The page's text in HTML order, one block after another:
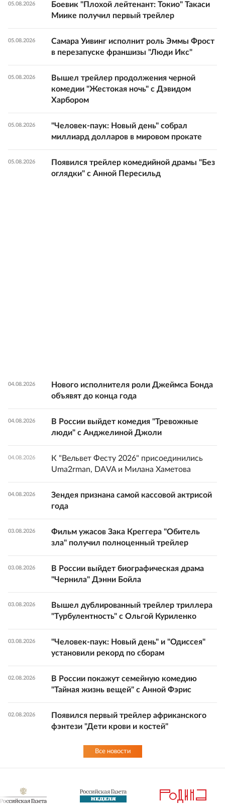
05.08.2026
Боевик "Плохой лейтенант: Токио" Такаси
Миике получил первый трейлер
05.08.2026
Самара Уивинг исполнит роль Эммы Фрост
в перезапуске франшизы "Люди Икс"
05.08.2026
Вышел трейлер продолжения черной
комедии "Жестокая ночь" с Дэвидом
Харбором
05.08.2026
"Человек-паук: Новый день" собрал
миллиард долларов в мировом прокате
05.08.2026
Появился трейлер комедийной драмы "Без
оглядки" с Анной Пересильд
04.08.2026
Нового исполнителя роли Джеймса Бонда
объявят до конца года
04.08.2026
В России выйдет комедия "Тревожные
люди" с Анджелиной Джоли
04.08.2026
К "Вельвет Фесту 2026" присоединились
Uma2rman, DAVA и Милана Хаметова
04.08.2026
Зендея признана самой кассовой актрисой
года
03.08.2026
Фильм ужасов Зака Креггера "Обитель
зла" получил полноценный трейлер
03.08.2026
В России выйдет биографическая драма
"Чернила" Дэнни Бойла
03.08.2026
Вышел дублированный трейлер триллера
"Турбулентность" с Ольгой Куриленко
03.08.2026
"Человек-паук: Новый день" и "Одиссея"
установили рекорд по сборам
02.08.2026
В России покажут семейную комедию
"Тайная жизнь вещей" с Анной Фэрис
02.08.2026
Появился первый трейлер африканского
фэнтези "Дети крови и костей"
Все новости